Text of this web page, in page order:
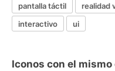
pantalla táctil
realidad
interactivo
ui
Iconos con el